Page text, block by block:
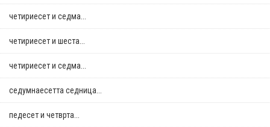
четириесет и седма...
четириесет и шеста...
четириесет и седма...
седумнаесетта седница...
педесет и четврта...